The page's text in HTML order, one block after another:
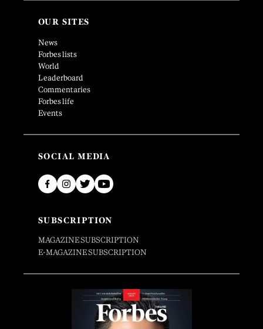
OUR SITES
News
Forbes lists
World
Leaderboard
Commentaries
Forbes life
Events
SOCIAL MEDIA
SUBSCRIPTION
MAGAZINE SUBSCRIPTION
E-MAGAZINE SUBSCRIPTION